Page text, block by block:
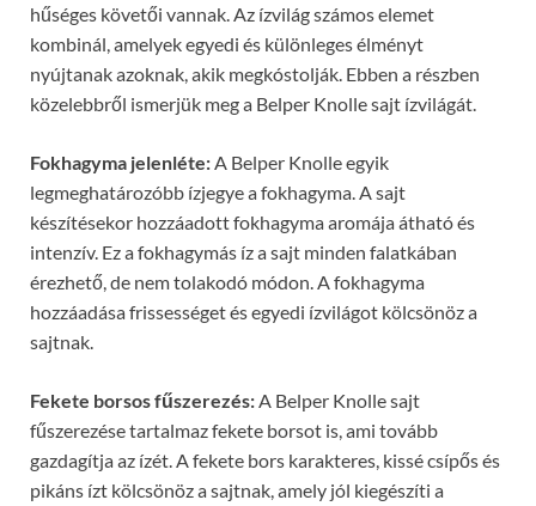
hűséges követői vannak. Az ízvilág számos elemet
kombinál, amelyek egyedi és különleges élményt
nyújtanak azoknak, akik megkóstolják. Ebben a részben
közelebbről ismerjük meg a Belper Knolle sajt ízvilágát.
Fokhagyma jelenléte:A Belper Knolle egyik
legmeghatározóbb ízjegye a fokhagyma. A sajt
készítésekor hozzáadott fokhagyma aromája átható és
intenzív. Ez a fokhagymás íz a sajt minden falatkában
érezhető, de nem tolakodó módon. A fokhagyma
hozzáadása frissességet és egyedi ízvilágot kölcsönöz a
sajtnak.
Fekete borsos fűszerezés:A Belper Knolle sajt
fűszerezése tartalmaz fekete borsot is, ami tovább
gazdagítja az ízét. A fekete bors karakteres, kissé csípős és
pikáns ízt kölcsönöz a sajtnak, amely jól kiegészíti a